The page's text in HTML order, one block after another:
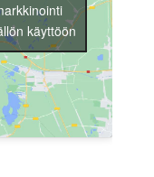
käyttöön